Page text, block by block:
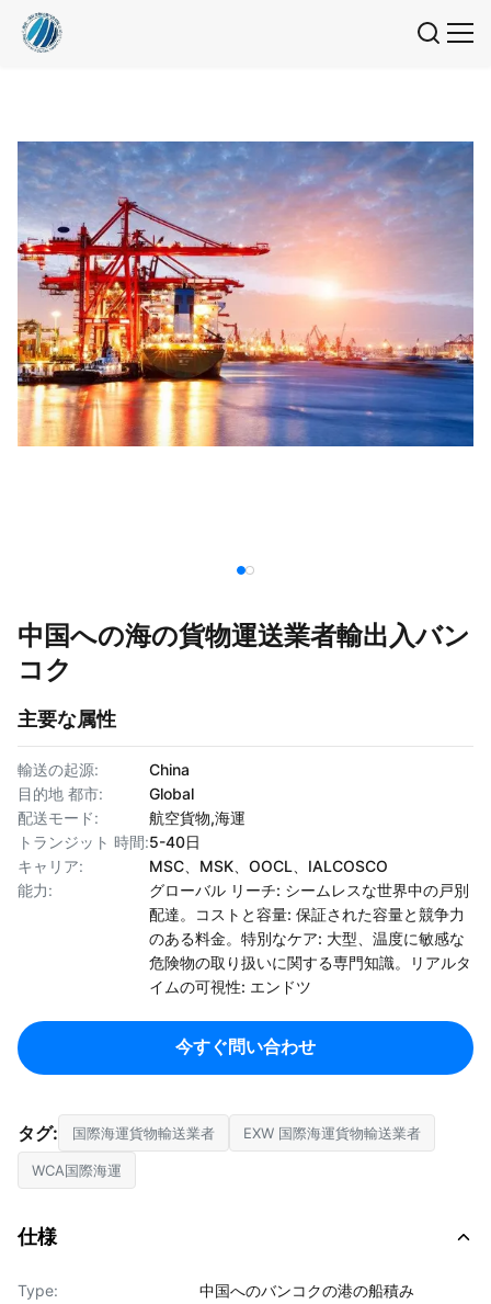
中国への海の貨物運送業者輸出入バン
コク
主要な属性
輸送の起源:
China
目的地 都市:
Global
配送モード:
航空貨物,海運
トランジット 時間:5-40日
キャリア:
MSC、MSK、OOCL、IALCOSCO
能力:
グローバル リーチ: シームレスな世界中の戸別
配達。コストと容量: 保証された容量と競争力
のある料金。特別なケア: 大型、温度に敏感な
危険物の取り扱いに関する専門知識。リアルタ
イムの可視性: エンドツ
今すぐ問い合わせ
タグ: 国際海運貨物輸送業者 EXW 国際海運貨物輸送業者
WCA国際海運
仕様
Type: 中国へのバンコクの港の船積み